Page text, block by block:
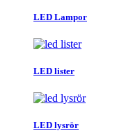
LED Lampor
LED lister
LED lysrör